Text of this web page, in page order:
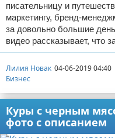
писательницу и
маркетингу, бренд-
за довольно большие
видео рассказывает, что
Лилия Новак 04-06-2019 04:40
Бизнес
Куры с черным
фото с описанием